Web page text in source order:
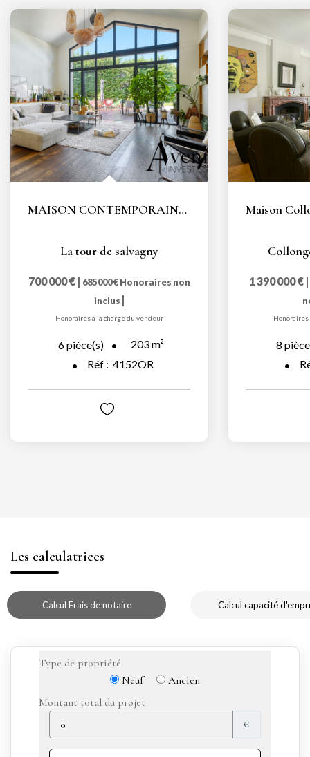
MAISON CONTEMPORAINE DE PLAIN PIED AVEC PISCINE
La tour de salvagny
700 000 € | 685 000 € Honoraires non
inclus |
Honoraires à la charge du vendeur
6pièce(s) 203m²
Réf : 4152OR
1 390 000 € |
Honoraires
8
Les calculatrices
Calcul Frais de notaire Calcul capacité